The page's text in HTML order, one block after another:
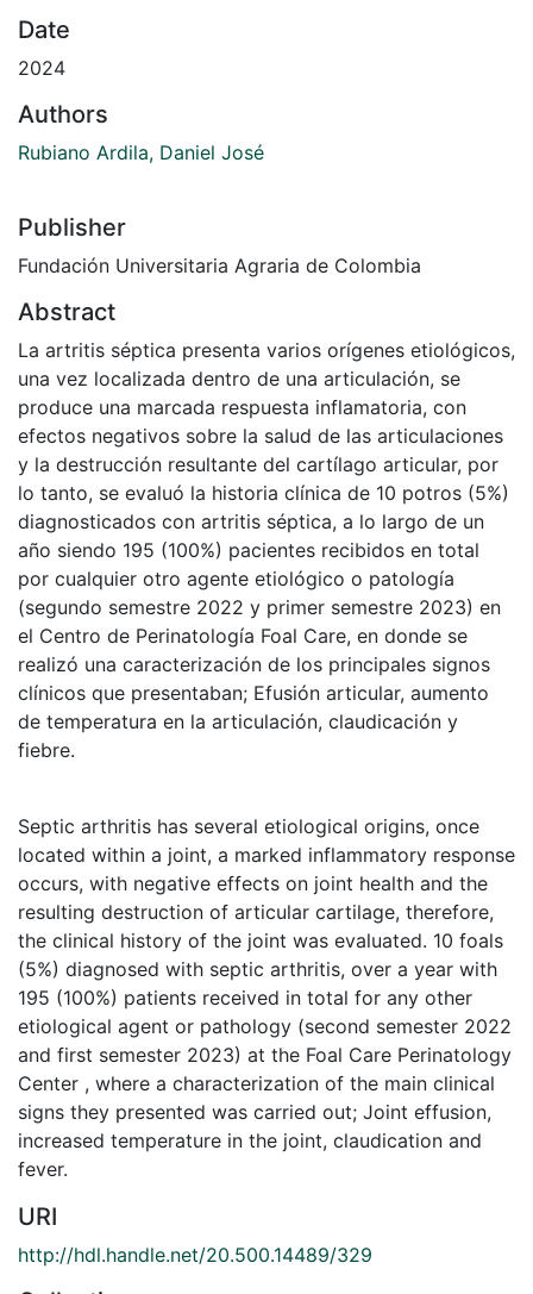
Date
2024
Authors
Rubiano Ardila, Daniel José
Publisher
Fundación Universitaria Agraria de Colombia
Abstract
La artritis séptica presenta varios orígenes etiológicos,
una vez localizada dentro de una articulación, se
produce una marcada respuesta inflamatoria, con
efectos negativos sobre la salud de las articulaciones
y la destrucción resultante del cartílago articular, por
lo tanto, se evaluó la historia clínica de 10 potros (5%)
diagnosticados con artritis séptica, a lo largo de un
año siendo 195 (100%) pacientes recibidos en total
por cualquier otro agente etiológico o patología
(segundo semestre 2022 y primer semestre 2023) en
el Centro de Perinatología Foal Care, en donde se
realizó una caracterización de los principales signos
clínicos que presentaban; Efusión articular, aumento
de temperatura en la articulación, claudicación y
fiebre.
Septic arthritis has several etiological origins, once
located within a joint, a marked inflammatory response
occurs, with negative effects on joint health and the
resulting destruction of articular cartilage, therefore,
the clinical history of the joint was evaluated. 10 foals
(5%) diagnosed with septic arthritis, over a year with
195 (100%) patients received in total for any other
etiological agent or pathology (second semester 2022
and first semester 2023) at the Foal Care Perinatology
Center , where a characterization of the main clinical
signs they presented was carried out; Joint effusion,
increased temperature in the joint, claudication and
fever.
URI
http://hdl.handle.net/20.500.14489/329